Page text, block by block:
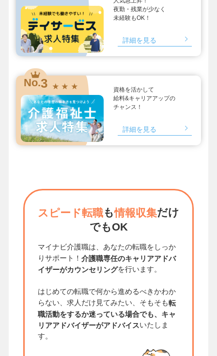
夜勤・残業が少なく
未経験もOK！
詳細を見る
No.3 ★ ★ ★
資格を活かして
給料&キャリアアップの
チャンス！
詳細を見る
スピード転職も情報収集だけ
でもOK
マイナビ介護職は、あなたの転職をしっか
りサポート！ 介護職専任のキャリアアドバ
イザーがカウンセリングを行います。
はじめての転職で何から進めるべきかわか
らない、求人だけ見てみたい、そもそも転
職活動をするか迷っている場合でも、キャ
リアアドバイザーがアドバイスいたしま
す。